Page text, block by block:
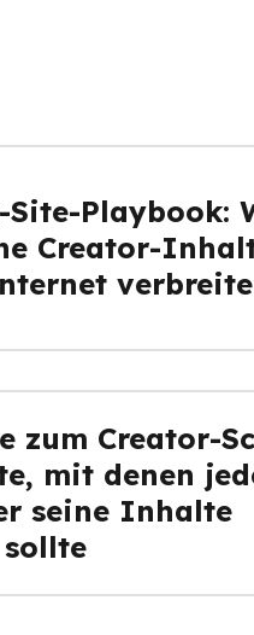
Site-Playbook:
Creator-
zum Creator-
mit denen
seine Inhalte